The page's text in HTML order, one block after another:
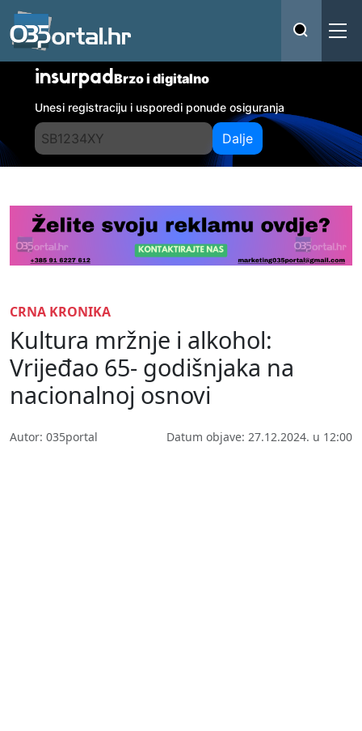
insurpadBrzo i digitalno
Unesi registraciju i usporedi ponude osiguranja
Dalje
CRNA KRONIKA
Kultura mržnje i alkohol:
Vrijeđao 65- godišnjaka na
nacionalnoj osnovi
Autor: 035portal Datum objave: 27.12.2024. u 12:00